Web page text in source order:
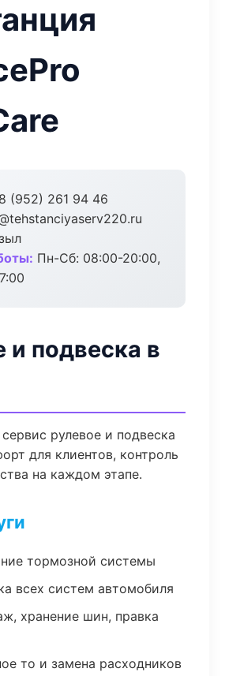
8 (952) 261 94 46
Пн-Сб: 08:00-20:00,
и подвеска в
рулевое и подвеска
для клиентов, контроль
на каждом этапе.
тормозной системы
всех систем автомобиля
хранение шин, правка
то и замена расходников